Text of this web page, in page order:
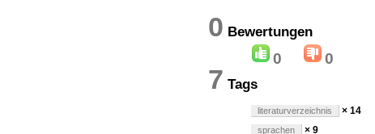
0 Bewertungen
0 0
7 Tags
literaturverzeichnis × 14
sprachen × 9